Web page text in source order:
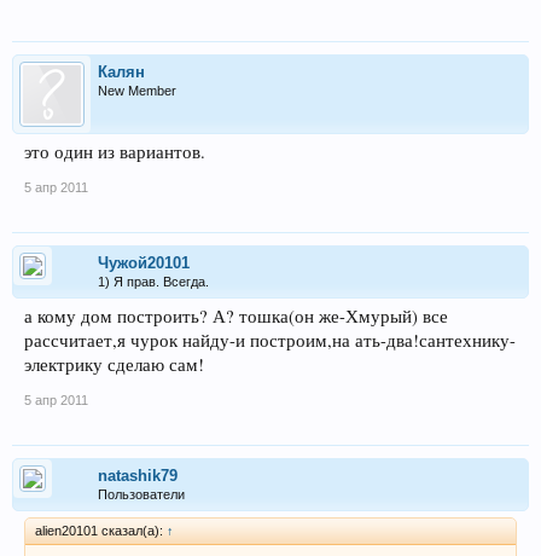
Калян
New Member
это один из вариантов.
5 апр 2011
Чужой20101
1) Я прав. Всегда.
а кому дом построить? А? тошка(он же-Хмурый) все
рассчитает,я чурок найду-и построим,на ать-два!сантехнику-
электрику сделаю сам!
5 апр 2011
natashik79
Пользователи
alien20101 сказал(а): ↑